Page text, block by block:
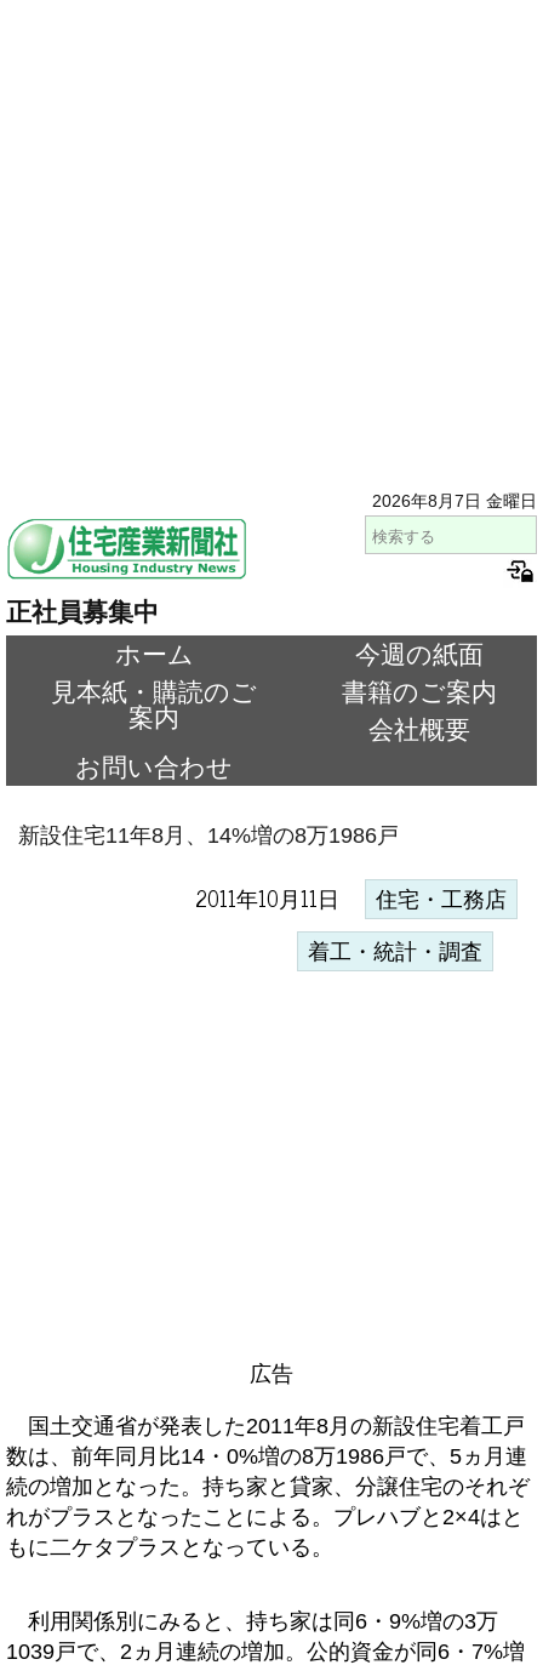
2026年8月7日 金曜日
正社員募集中
ホーム
今週の紙面
見本紙・購読のご
案内
書籍のご案内
会社概要
お問い合わせ
新設住宅11年8月、14%増の8万1986戸
2011年10月11日 住宅・工務店
着工・統計・調査
広告
国土交通省が発表した2011年8月の新設住宅着工戸
数は、前年同月比14・0%増の8万1986戸で、5ヵ月連
続の増加となった。持ち家と貸家、分譲住宅のそれぞ
れがプラスとなったことによる。プレハブと2×4はと
もに二ケタプラスとなっている。
利用関係別にみると、持ち家は同6・9%増の3万
1039戸で、2ヵ月連続の増加。公的資金が同6・7%増